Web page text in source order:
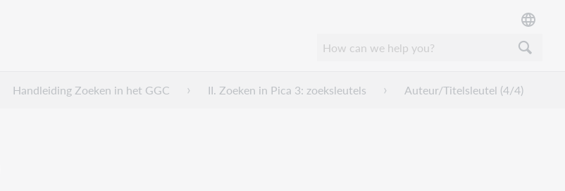
Handleiding Zoeken in het GGC II. Zoeken in Pica 3: zoeksleutels Auteur/Titelsleutel (4/4)